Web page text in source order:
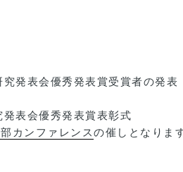
発表会優秀発表賞受賞者の発表
表会優秀発表賞表彰式
カンファレンスの催しとなりま